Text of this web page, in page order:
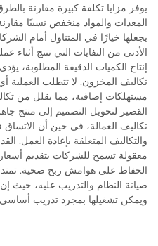
يوفر مزايا تكلفة كبيرة مقارنة
المعدات والمواد منخفض نسبيًا
يجعلها خيارًا في المتناول أمام
الأدنى من النفايات التي تنتج أثناء
إنتاج الكميات الدقيقة المطلوبة،
تكاليف المخزون. لا تتطلب العملية
مستهلكات إضافية، مما يقلل من
القصير لتحويل التصميم إلى منتج
تكاليف العمالة، في حين أن
والتكاليف المتعلقة بإعادة العمل.
معقولة تسمح للشركات بتقديم
الحفاظ على هوامش ربح صحية. تمتد
صيانة النظام والتدريب عليه، حيث
ويمكن تشغيلها بمجرد تدريب